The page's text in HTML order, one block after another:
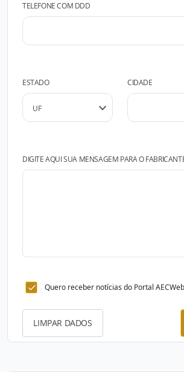
TELEFONE COM DDD
ESTADO CIDADE
DIGITE AQUI SUA MENSAGEM PARA O
Quero receber notícias do Portal AECWeb
LIMPAR DADOS